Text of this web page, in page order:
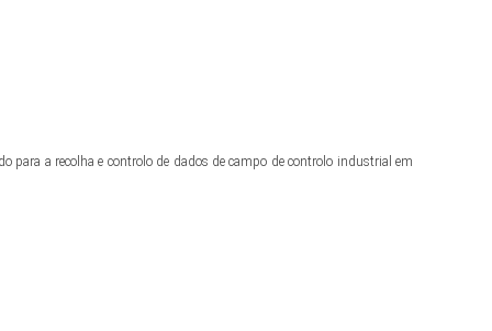
para a recolha e controlo de dados de campo de controlo industrial em